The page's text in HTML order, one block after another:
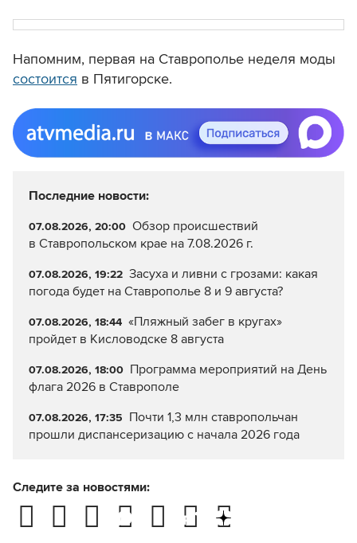
Напомним, первая на Ставрополье неделя моды
состоится в Пятигорске.
Последние новости:
07.08.2026, 20:00 Обзор происшествий
в Ставропольском крае на 7.08.2026 г.
07.08.2026, 19:22 Засуха и ливни с грозами: какая
погода будет на Ставрополье 8 и 9 августа?
07.08.2026, 18:44 «Пляжный забег в кругах»
пройдет в Кисловодске 8 августа
07.08.2026, 18:00 Программа мероприятий на День
флага 2026 в Ставрополе
07.08.2026, 17:35 Почти 1,3 млн ставропольчан
прошли диспансеризацию с начала 2026 года
Следите за новостями: